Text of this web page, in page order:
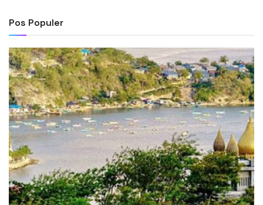
Pos Populer